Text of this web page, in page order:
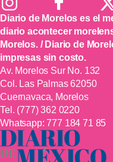
Diario de Morelos es el
diario acontecer
Morelos. / Diario de
impresas sin costo.
Av. Morelos Sur No. 132
Col. Las Palmas 62050
Cuernavaca, Morelos
Tel. (777) 362 0220
Whatsapp:777 184 71 85